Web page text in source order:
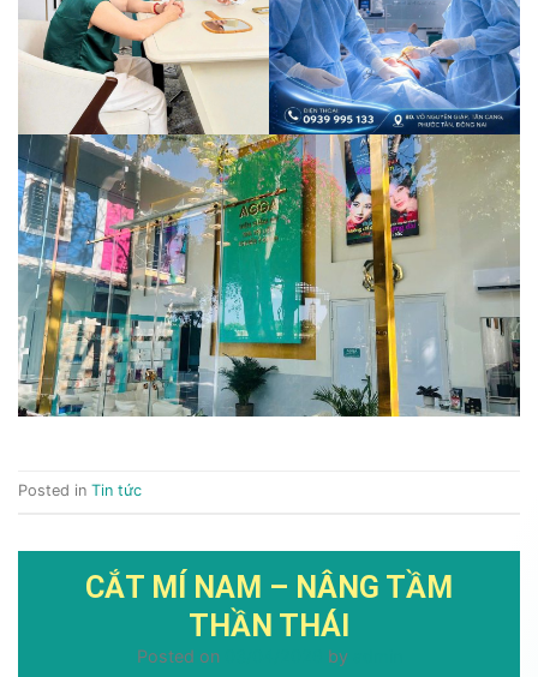
Posted in Tin tức
CẮT MÍ NAM – NÂNG TẦM
THẦN THÁI
Posted on by